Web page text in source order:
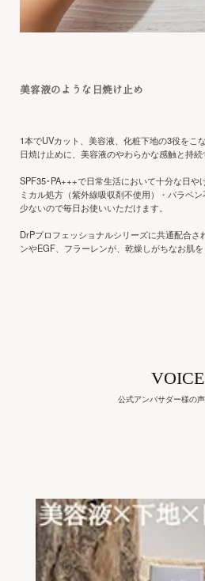
美容液のような日焼け止め
1本でUVカット、美容液、化粧下地の3役をこ
日焼け止めに、美容液のやわらかな感触と持続
SPF35･PA+++で日常生活において十分な日や
ミカル処方（紫外線吸収剤不使用）・パラベ
少ないので毎日お使いいただけます。
DrPプロフェッショナルシリーズに共通配合さ
ンやEGF、フラーレンが、乾燥しがちなお肌を
VOICE
公式アンバサダー様の